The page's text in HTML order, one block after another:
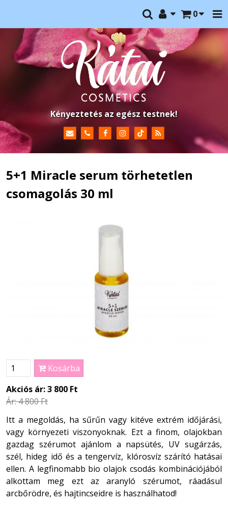
0
Kényeztetés az egész testnek!
5+1 Miracle serum törhetetlen
csomagolás 30 ml
Kosárba
Akciós ár:3 800 Ft
Ár:4 800 Ft
Itt a megoldás, ha sűrűn vagy kitéve extrém időjárási,
vagy környezeti viszonyoknak. Ezt a finom, olajokban
gazdag szérumot ajánlom a napsütés, UV sugárzás,
szél, hideg idő és a tengervíz, klórosvíz szárító hatásai
ellen. A legfinomabb bio olajok csodás kombinációjából
alkottam meg ezt az aranyló szérumot, ráadásul
arcbőrödre, és hajtincseidre is használhatod!